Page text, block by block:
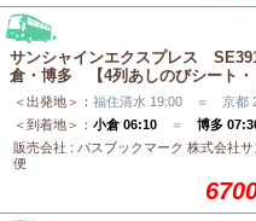
サンシャインエクスプレス
倉・博多 【4列あしのびシート・
＜出発地＞： 福住清水 19:00 ＝ 京
＜到着地＞： 小倉 06:10 ＝ 博多
販売会社 : バスブックマーク 株式会社
便